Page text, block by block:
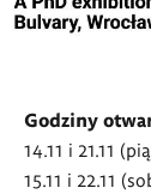
Godziny
14.11 i 21.11
15.11 i 22.11